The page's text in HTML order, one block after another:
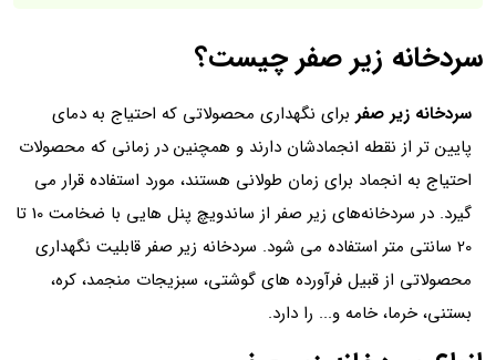
سردخانه زیر صفر چیست؟
سردخانه زیر صفر برای نگهداری محصولاتی که احتیاج به دمای
پایین تر از نقطه انجمادشان دارند و همچنین در زمانی که محصولات
احتیاج به انجماد برای زمان طولانی هستند، مورد استفاده قرار می
گیرد. در سردخانه‌های زیر صفر از ساندویچ پنل‌ هایی با ضخامت 10 تا
20 سانتی متر استفاده می‌ شود. سردخانه زیر صفر قابلیت نگهداری
محصولاتی از قبیل فرآورده های گوشتی، سبزیجات منجمد، کره،
بستنی، خرما، خامه و... را دارد.